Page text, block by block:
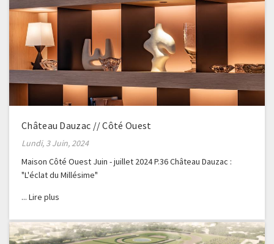
Château Dauzac // Côté Ouest
Lundi, 3 Juin, 2024
Maison Côté Ouest Juin - juillet 2024 P.36 Château Dauzac :
"L'éclat du Millésime"